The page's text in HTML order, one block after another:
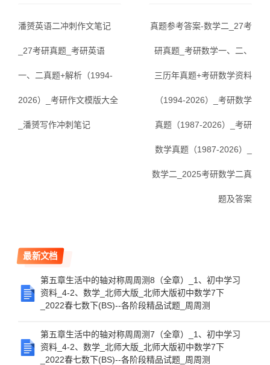
潘赟英语二冲刺作文笔记
_27考研真题_考研英语
一、二真题+解析（1994-
2026）_考研作文模版大全
_潘赟写作冲刺笔记
真题参考答案-数学二_27考
研真题_考研数学一、二、
三历年真题+考研数学资料
（1994-2026）_考研数学
真题（1987-2026）_考研
数学真题（1987-2026）_
数学二_2025考研数学二真
题及答案
最新文档
第五章生活中的轴对称周周测8（全章）_1、初中学习
资料_4-2、数学_北师大版_北师大版初中数学7下
_2022春七数下(BS)--各阶段精品试题_周周测
第五章生活中的轴对称周周测7（全章）_1、初中学习
资料_4-2、数学_北师大版_北师大版初中数学7下
_2022春七数下(BS)--各阶段精品试题_周周测